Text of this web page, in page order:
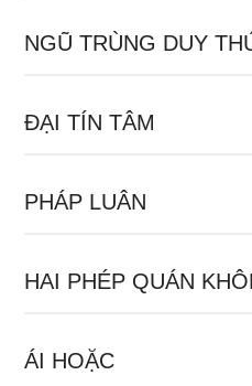
NGŨ TRÙNG DUY
ĐẠI TÍN TÂM
PHÁP LUÂN
HAI PHÉP QUÁN
ÁI HOẶC